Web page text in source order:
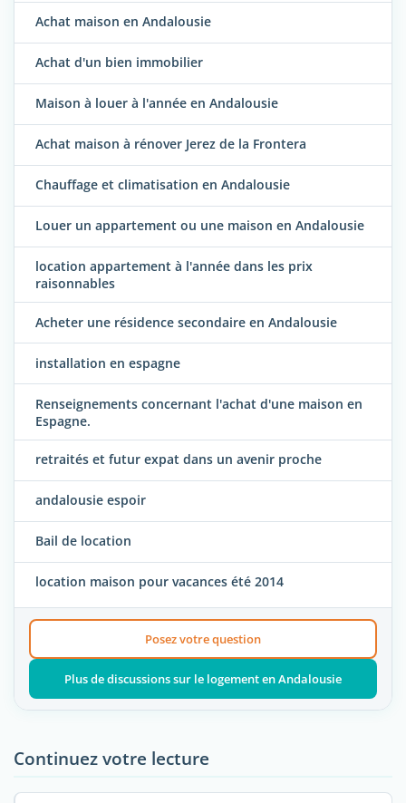
Achat maison en Andalousie
Achat d'un bien immobilier
Maison à louer à l'année en Andalousie
Achat maison à rénover Jerez de la Frontera
Chauffage et climatisation en Andalousie
Louer un appartement ou une maison en Andalousie
location appartement à l'année dans les prix
raisonnables
Acheter une résidence secondaire en Andalousie
installation en espagne
Renseignements concernant l'achat d'une maison en
Espagne.
retraités et futur expat dans un avenir proche
andalousie espoir
Bail de location
location maison pour vacances été 2014
Posez votre question
Plus de discussions sur le logement en Andalousie
Continuez votre lecture